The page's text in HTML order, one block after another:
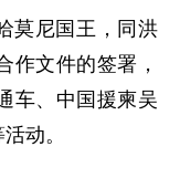
莫尼国王，同洪
作文件的签署，
车、中国援柬吴
动。